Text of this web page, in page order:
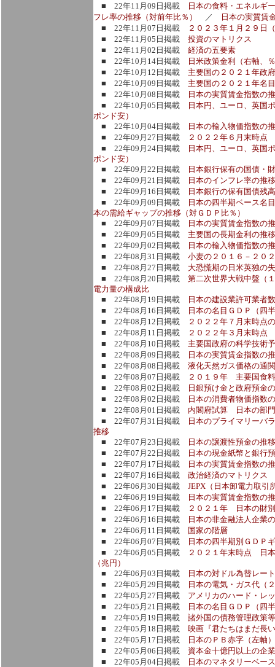
■ 22年11月09日掲載
日本の食料・エネルギ
フレ率の推移（対前年比％）
／
日本の実質賃
■ 22年11月07日掲載
２０２３年１月２９日
■ 22年11月05日掲載 投資のマトリクス
■ 22年11月02日掲載 経済の五要素
■ 22年10月14日掲載
日米政策金利（右軸、
■ 22年10月12日掲載 主要国の２０２１年政
■ 22年10月09日掲載 主要国の２０２１年名
■ 22年10月08日掲載
日本の実質賃金指数の
■ 22年10月05日掲載
日本円、ユーロ、英国
ポンド安）
■ 22年10月04日掲載
日本の輸入物価指数の
■ 22年09月27日掲載
２０２２年６月末時点
■ 22年09月24日掲載 日本円、ユーロ、英国
ポンド安）
■ 22年09月22日掲載
日本銀行保有の国債・
■ 22年09月21日掲載
日本のインフレ率の推
■ 22年09月16日掲載
日本銀行の保有国債残
■ 22年09月09日掲載
日本の四半期ベース名
本の需給ギャップの推移（対ＧＤＰ比％）
■ 22年09月07日掲載
日本の実質賃金指数の
■ 22年09月05日掲載 主要国の長期金利の推
■ 22年09月02日掲載
日本の輸入物価指数の
■ 22年08月31日掲載 小麦の２０１６－２０
■ 22年08月27日掲載 大恐慌期の日米英独の
■ 22年08月20日掲載 第二次世界大戦中盤（
電力量の構成比
■ 22年08月19日掲載
日本の建設業許可業者
■ 22年08月16日掲載
日本の名目ＧＤＰ（四
■ 22年08月12日掲載
２０２２年７月末時点
■ 22年08月11日掲載
２０２２年３月末時点
■ 22年08月10日掲載 主要国政府の科学技術
■ 22年08月09日掲載
日本の実質賃金指数の
■ 22年08月08日掲載 液化天然ガス価格の通
■ 22年08月07日掲載
２０１９年 主要国食
■ 22年08月02日掲載
日銀預け金と政府預金
■ 22年08月02日掲載
日本の消費者物価指数
■ 22年08月01日掲載 内閣府試算 日本の部門
■ 22年07月31日掲載
日本のプライマリーバ
推移
■ 22年07月23日掲載
日本の譲渡性預金の推
■ 22年07月22日掲載
日本の現金紙幣と銀行
■ 22年07月17日掲載
日本の実質賃金指数の
■ 22年07月16日掲載 政治経済のマトリクス
■ 22年06月30日掲載 JEPX（日本卸電力取引
■ 22年06月19日掲載 日本の実質賃金指数の
■ 22年06月17日掲載
２０２１年 日本の財
■ 22年06月16日掲載
日本の非金融法人企業
■ 22年06月11日掲載
国家の階層
■ 22年06月07日掲載
日本の四半期別ＧＤＰ
■ 22年06月05日掲載
２０２１年末時点 日
（兆円）
■ 22年06月03日掲載
日本の対ドル為替レー
■ 22年05月29日掲載
日本の電気・ガス代（
■ 22年05月27日掲載 アメリカのハード・レ
■ 22年05月21日掲載
日本の名目ＧＤＰ（四
■ 22年05月19日掲載 諸外国の債務管理政策
■ 22年05月18日掲載 映画『君たちはまだ長
■ 22年05月17日掲載
日本のＰＢ赤字（左軸
■ 22年05月06日掲載 資本金十億円以上の企
■ 22年05月04日掲載
日本のマネタリーベー